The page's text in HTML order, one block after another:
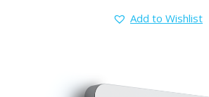
Add to Wishlist